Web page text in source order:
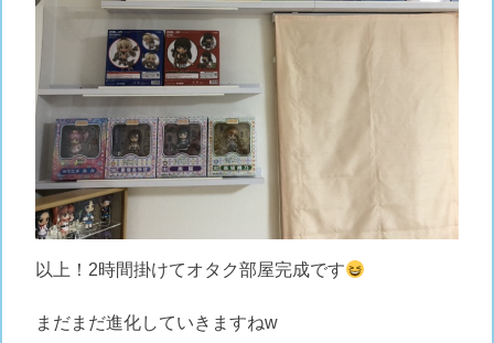
以上！2時間掛けてオタク部屋完成です
まだまだ進化していきますねw